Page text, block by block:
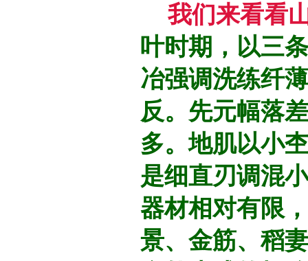
我们来看看
叶时期，以三
冶强调洗练纤
反。先元幅落
多。地肌以小
是细直刃调混
器材相对有限
景、金筋、稻